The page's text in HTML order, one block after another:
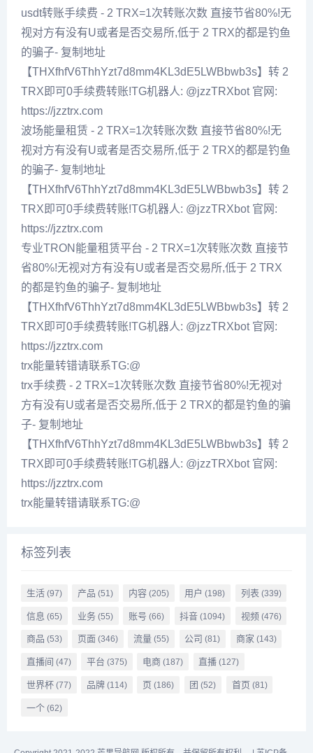
usdt转账手续费 - 2 TRX=1次转账次数 直接节省80%!无
视对方有没有U或者是否交易所,低于 2 TRX的都是钓鱼
的骗子- 复制地址
【THXfhfV6ThhYzt7d8mm4KL3dE5LWBbwb3s】转 2
TRX即可0手续费转账!TG机器人: @jzzTRXbot 官网:
https://jzztrx.com
波场能量租赁 - 2 TRX=1次转账次数 直接节省80%!无
视对方有没有U或者是否交易所,低于 2 TRX的都是钓鱼
的骗子- 复制地址
【THXfhfV6ThhYzt7d8mm4KL3dE5LWBbwb3s】转 2
TRX即可0手续费转账!TG机器人: @jzzTRXbot 官网:
https://jzztrx.com
专业TRON能量租赁平台 - 2 TRX=1次转账次数 直接节
省80%!无视对方有没有U或者是否交易所,低于 2 TRX
的都是钓鱼的骗子- 复制地址
【THXfhfV6ThhYzt7d8mm4KL3dE5LWBbwb3s】转 2
TRX即可0手续费转账!TG机器人: @jzzTRXbot 官网:
https://jzztrx.com
trx能量转错请联系TG:@
trx手续费 - 2 TRX=1次转账次数 直接节省80%!无视对
方有没有U或者是否交易所,低于 2 TRX的都是钓鱼的骗
子- 复制地址
【THXfhfV6ThhYzt7d8mm4KL3dE5LWBbwb3s】转 2
TRX即可0手续费转账!TG机器人: @jzzTRXbot 官网:
https://jzztrx.com
trx能量转错请联系TG:@
标签列表
生活(97) 产品 (51) 内容 (205) 用户 (198) 列表 (339)
信息 (65) 业务(55) 账号 (66) 抖音 (1094) 视频(476)
商品 (53) 页面 (346) 流量 (55) 公司 (81) 商家 (143)
直播间 (47) 平台 (375) 电商 (187) 直播 (127)
世界杯(77) 品牌(114) 页 (186) 团 (52) 首页 (81)
一个(62)